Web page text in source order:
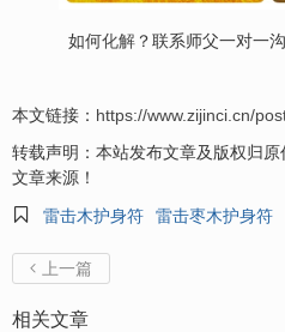
如何化解？联系师父一对一沟
本文链接： https://www.zijinci.cn/
转载声明：本站发布文章及版权归
文章来源！

雷击木护身符 雷击枣木护身符
 上一篇
相关文章